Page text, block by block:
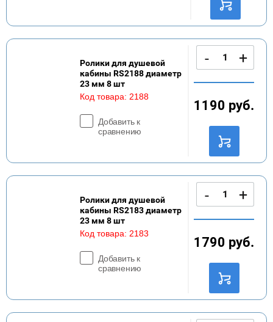
Код товара: 2188
Добавить к
сравнению
Ролики для душевой
кабины RS2188 диаметр
23 мм 8 шт
- +
1190 руб.
Код товара: 2183
Добавить к
сравнению
Ролики для душевой
кабины RS2183 диаметр
23 мм 8 шт
- +
1790 руб.